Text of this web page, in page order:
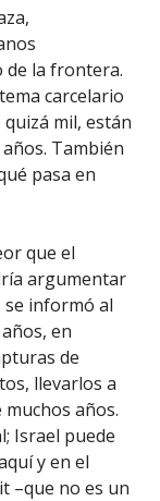
de la frontera.
carcelario
mil, están
También
pasa en
que el
argumentar
se informó al
en
de
llevarlos a
años.
Israel puede
y en el
–que no es un